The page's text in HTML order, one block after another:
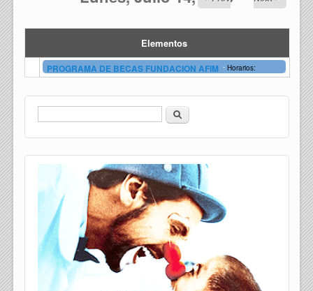
Elementos
PROGRAMA DE BECAS FUNDACION AFIM - Horarios:
Formulario de búsqueda
Buscar